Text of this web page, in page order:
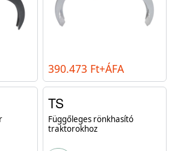
390.473 Ft+ÁFA
TS
Függőleges rönkhasító
traktorokhoz